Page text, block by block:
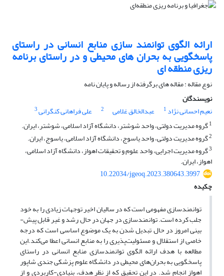
ارائه الگوی توانمند سازی منابع انسانی در راستای
پاسخگویی به بحران های محیطی و در راستای برنامه
ریزی منطقه ای
نوع مقاله : مقاله های برگرفته از رساله و پایان نامه
نویسندگان
نعیم احسانی نژاد 1 عبدالخالق غلامی 2 علی فراهانی کنگرانی3
1گروه مدیریت دولتی، واحد شوشتر، دانشگاه آزاد اسلامی، شوشتر، ایران.
2گروه مدیریت دولتی، واحد یاسوج، دانشگاه آزاد اسلامی، یاسوج، ایران.
3گروه مدیریت اجرایی، واحد علوم و تحقیقات اهواز، دانشگاه آزاد اسلامی،
اهواز، ایران.
10.22034/jgeoq.2023.380643.3997
چکیده
توانمندسازی مفهومی است که در سالیان اخیر توجهات زیادی را به خود
جلب کرده است. توانمندسازی در جهان در حال رشد و غیر قابل پیش-
بینی امروز در حال تبدیل شدن به یک موضوع اساسی است که درجه
خاصی از استقلال و مسئولیت‌پذیری را به منابع انسانی اعطا می‌کند.این
مطالعه با هدف ارائه الگوی توانمندسازی منابع انسانی در راستای
پاسخگویی به بحران‌های محیطی در دانشگاه علوم پزشکی جندی شاپور
اهواز انجام شد. در این تحقیق که از نظر هدف، بنیادی-کاربردی و از